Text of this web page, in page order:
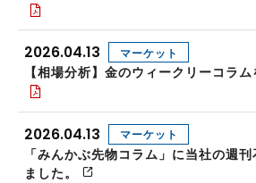
2026.04.13 マーケット
【相場分析】金のウィークリーコラム
2026.04.13 マーケット
「みんかぶ先物コラム」に当社の週
ました。